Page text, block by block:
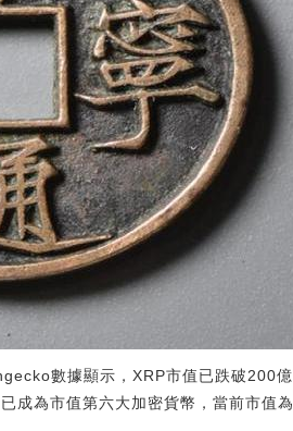
數據顯示，XRP市值已跌破200
成為市值第六大加密貨幣，當前市